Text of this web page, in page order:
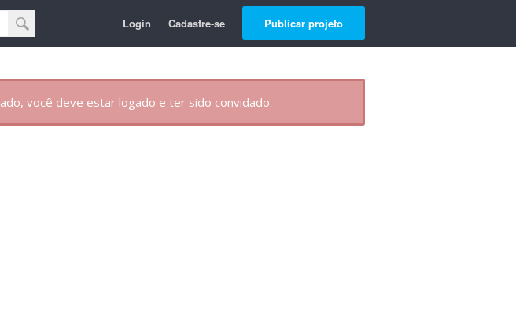
Login Cadastre-se Publicar projeto
você deve estar logado e ter sido convidado.